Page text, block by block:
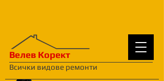
Велев Корект
Всички видове ремонти